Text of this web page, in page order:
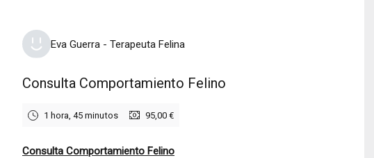
Eva Guerra - Terapeuta Felina
Consulta Comportamiento Felino
1 hora, 45 minutos 95,00 €
Consulta Comportamiento Felino